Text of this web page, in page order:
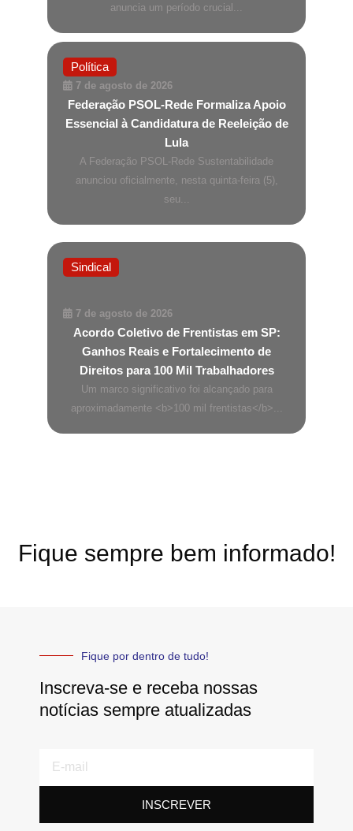
anuncia um período crucial...
Política
7 de agosto de 2026
Federação PSOL-Rede Formaliza Apoio
Essencial à Candidatura de Reeleição de
Lula
A Federação PSOL-Rede Sustentabilidade
anunciou oficialmente, nesta quinta-feira (5),
seu...
Sindical
7 de agosto de 2026
Acordo Coletivo de Frentistas em SP:
Ganhos Reais e Fortalecimento de
Direitos para 100 Mil Trabalhadores
Um marco significativo foi alcançado para
aproximadamente <b>100 mil frentistas</b>...
Fique sempre bem informado!
Fique por dentro de tudo!
Inscreva-se e receba nossas
notícias sempre atualizadas
INSCREVER